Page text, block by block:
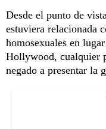
Desde el punto de
estuviera relacionada
homosexuales en
Hollywood, cualquier
negado a presentar la